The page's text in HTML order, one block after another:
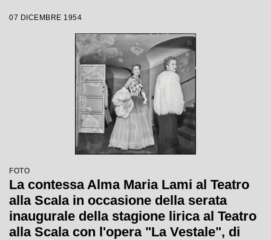
Visconti
07 DICEMBRE 1954
FOTO
La contessa Alma Maria Lami al Teatro
alla Scala in occasione della serata
inaugurale della stagione lirica al Teatro
alla Scala con l'opera "La Vestale", di